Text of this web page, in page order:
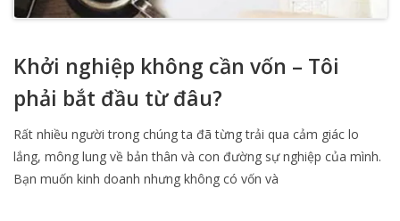
Khởi nghiệp không cần vốn – Tôi
phải bắt đầu từ đâu?
Rất nhiều người trong chúng ta đã từng trải qua cảm giác lo
lắng, mông lung về bản thân và con đường sự nghiệp của mình.
Bạn muốn kinh doanh nhưng không có vốn và